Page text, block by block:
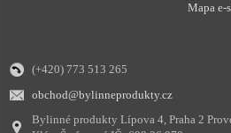
Mapa e-
(+420) 773 513 265
obchod@bylinneprodukty.cz
Bylinné produkty Lípova 4, Praha 2